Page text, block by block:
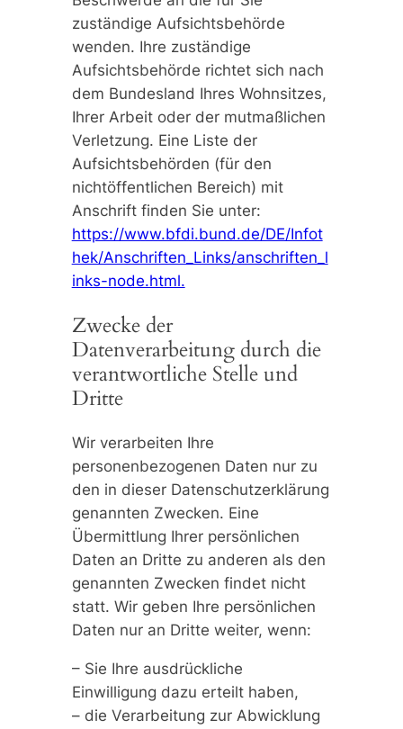
zuständige Aufsichtsbehörde
wenden. Ihre zuständige
Aufsichtsbehörde richtet sich nach
dem Bundesland Ihres Wohnsitzes,
Ihrer Arbeit oder der mutmaßlichen
Verletzung. Eine Liste der
Aufsichtsbehörden (für den
nichtöffentlichen Bereich) mit
Anschrift finden Sie unter:
https://www.bfdi.bund.de/DE/Infot
hek/Anschriften_Links/anschriften_l
inks-node.html.
Zwecke der
Datenverarbeitung durch die
verantwortliche Stelle und
Dritte
Wir verarbeiten Ihre
personenbezogenen Daten nur zu
den in dieser Datenschutzerklärung
genannten Zwecken. Eine
Übermittlung Ihrer persönlichen
Daten an Dritte zu anderen als den
genannten Zwecken findet nicht
statt. Wir geben Ihre persönlichen
Daten nur an Dritte weiter, wenn:
– Sie Ihre ausdrückliche
Einwilligung dazu erteilt haben,
– die Verarbeitung zur Abwicklung